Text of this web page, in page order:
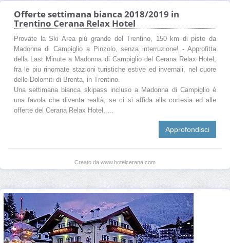
Offerte settimana bianca 2018/2019 in
Trentino Cerana Relax Hotel
Provate la Ski Area più grande del Trentino, 150 km di piste da
Madonna di Campiglio a Pinzolo, senza interruzione! - Approfitta
della Last Minute a Madonna di Campiglio del Cerana Relax Hotel,
fra le piu rinomate stazioni turistiche estive ed invernali, nel cuore
delle Dolomiti di Brenta, in Trentino.
Una settimana bianca skipass incluso a Madonna di Campiglio è
una favola che diventa realtà, se ci si affida alla cortesia ed alle
offerte del Cerana Relax Hotel, ...
Approfondisci
Creato da www.hotelcerana.com